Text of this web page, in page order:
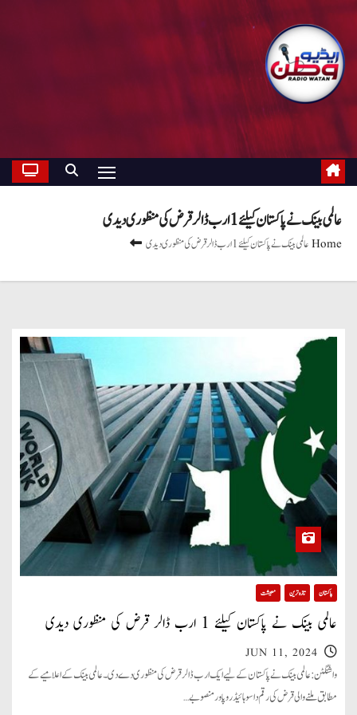
عالمی بینک نے پاکستان کیلئے 1 ارب ڈالر قرض کی منظوری دیدی
Homeعالمی بینک نے پاکستان کیلئے 1 ارب ڈالر قرض کی منظوری دیدی
پاکستان تازہ ترین معیشت
عالمی بینک نے پاکستان کیلئے 1 ارب ڈالر قرض کی منظوری دیدی
JUN 11, 2024
واشنگٹن: عالمی بینک نے پاکستان کے لیے ایک ارب ڈالر قرض کی منظوری دے دی۔ عالمی بینک کے اعلامیے کے
مطابق ملنے والی قرض کی رقم داسو ہائیڈرو پاور منصوبے…